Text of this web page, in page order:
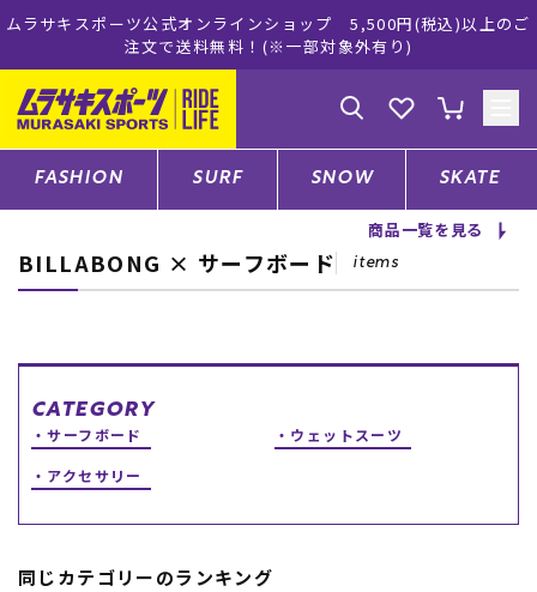
ムラサキスポーツ公式オンラインショップ 5,500円(税込)以上のご
注文で送料無料！(※一部対象外有り)
ゲスト様
ログイン 会員登録
店舗一覧
CATEGORY
ファッションTOP
スノーTOP
FASHION SURF SNOW SKATE
商品一覧を見る
BILLABONG × サーフボード items
CATEGORY
サーフボード
ウェットスーツ
アクセサリー
同じカテゴリーのランキング